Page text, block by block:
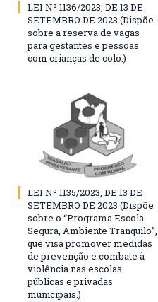
LEI Nº 1136/2023, DE 13 DE
SETEMBRO DE 2023 (Dispõe
sobre a reserva de vagas
para gestantes e pessoas
com crianças de colo.)
LEI Nº 1135/2023, DE 13 DE
SETEMBRO DE 2023 (Dispõe
sobre o “Programa Escola
Segura, Ambiente Tranquilo”,
que visa promover medidas
de prevenção e combate à
violência nas escolas
públicas e privadas
municipais.)